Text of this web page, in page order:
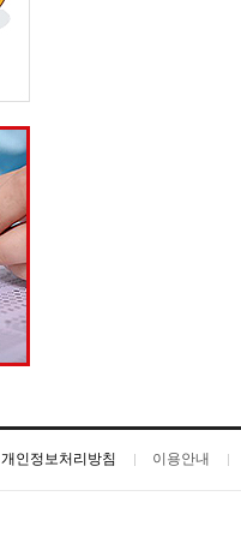
개인정보처리방침 이용안내